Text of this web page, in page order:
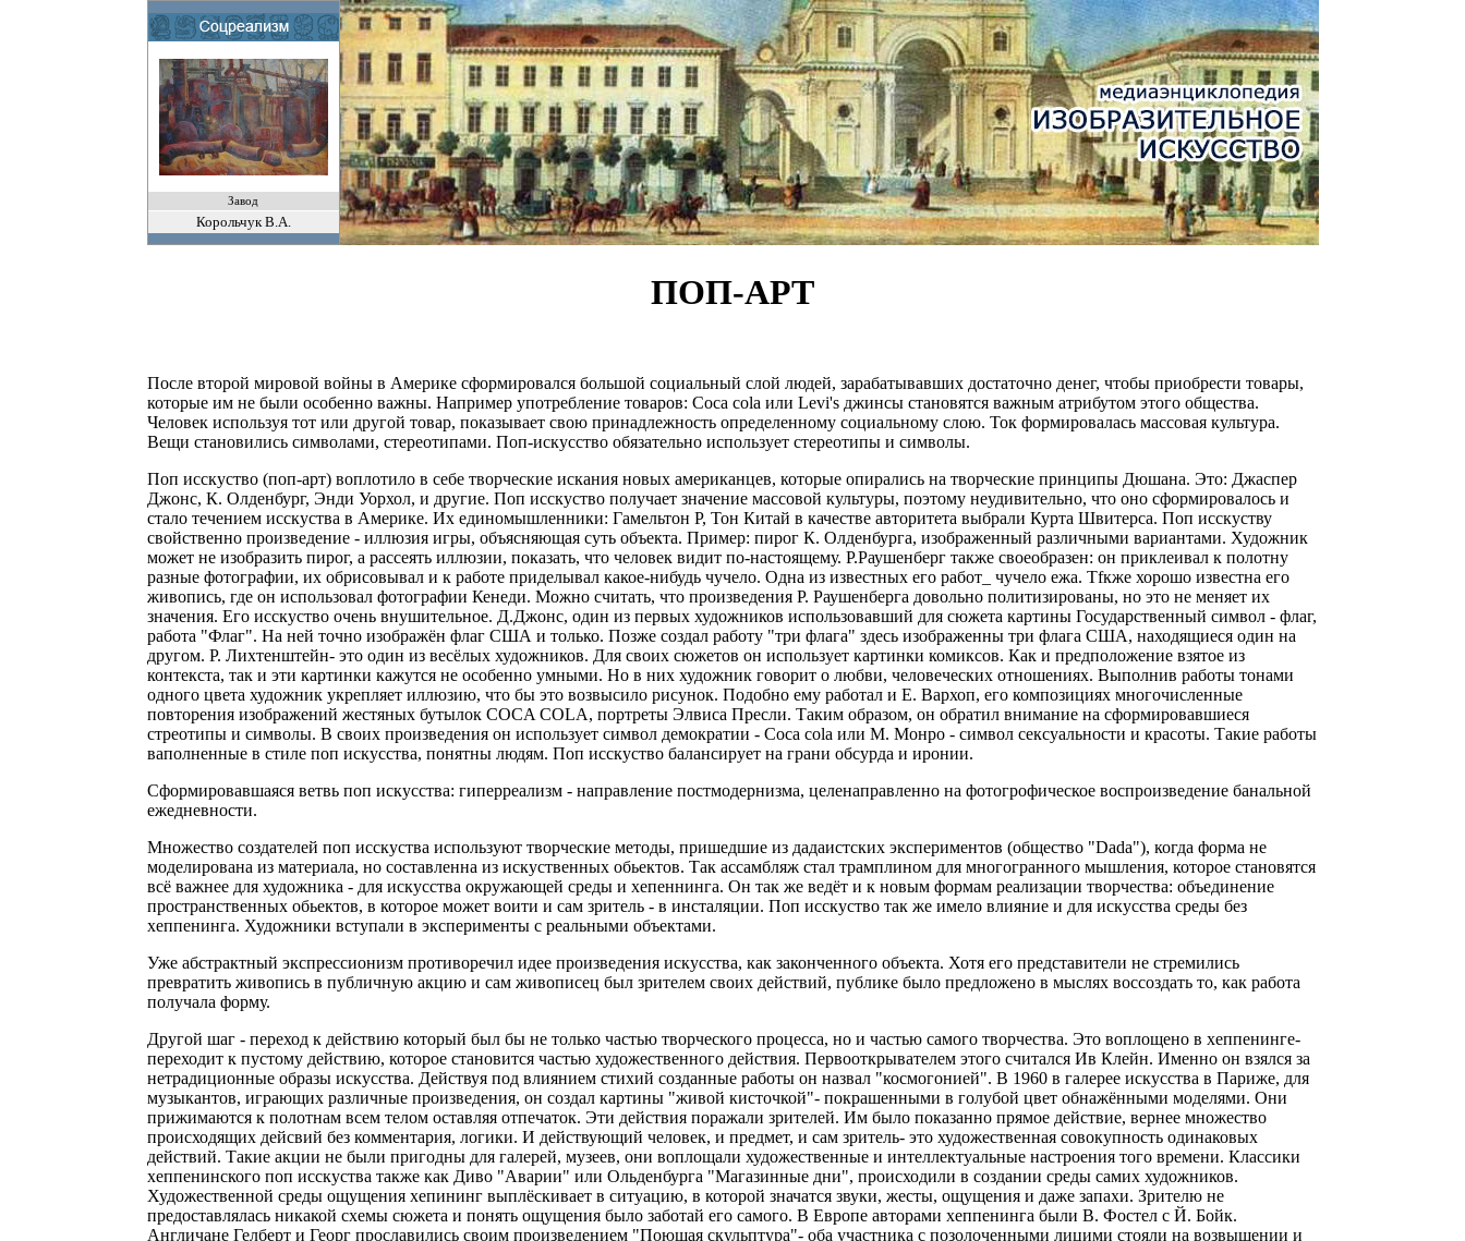
Завод
Корольчук В.А.
ПОП-АРТ
После второй мировой войны в Америке сформировался большой социальный слой людей, зарабатывавших достаточно денег, чтобы приобрести товары,
которые им не были особенно важны. Например употребление товаров: Coca cola или Levi's джинсы становятся важным атрибутом этого общества.
Человек используя тот или другой товар, показывает свою принадлежность определенному социальному слою. Ток формировалась массовая культура.
Вещи становились символами, стереотипами. Поп-искусство обязательно использует стереотипы и символы.
Поп исскуство (поп-арт) воплотило в себе творческие искания новых американцев, которые опирались на творческие принципы Дюшана. Это: Джаспер
Джонс, К. Олденбург, Энди Уорхол, и другие. Поп исскуство получает значение массовой культуры, поэтому неудивительно, что оно сформировалось и
стало течением исскуства в Америке. Их единомышленники: Гамельтон Р, Тон Китай в качестве авторитета выбрали Курта Швитерса. Поп исскуству
свойственно произведение - иллюзия игры, объясняющая суть объекта. Пример: пирог К. Олденбурга, изображенный различными вариантами. Художник
может не изобразить пирог, а рассеять иллюзии, показать, что человек видит по-настоящему. Р.Раушенберг также своеобразен: он приклеивал к полотну
разные фотографии, их обрисовывал и к работе приделывал какое-нибудь чучело. Одна из известных его работ_ чучело ежа. Тfкже хорошо известна его
живопись, где он использовал фотографии Кенеди. Можно считать, что произведения Р. Раушенберга довольно политизированы, но это не меняет их
значения. Его исскуство очень внушительное. Д.Джонс, один из первых художников использовавший для сюжета картины Государственный символ - флаг,
работа "Флаг". На ней точно изображён флаг США и только. Позже создал работу "три флага" здесь изображенны три флага США, находящиеся один на
другом. Р. Лихтенштейн- это один из весёлых художников. Для своих сюжетов он использует картинки комиксов. Как и предположение взятое из
контекста, так и эти картинки кажутся не особенно умными. Но в них художник говорит о любви, человеческих отношениях. Выполнив работы тонами
одного цвета художник укрепляет иллюзию, что бы это возвысило рисунок. Подобно ему работал и Е. Вархоп, его композициях многочисленные
повторения изображений жестяных бутылок COCA COLA, портреты Элвиса Пресли. Таким образом, он обратил внимание на сформировавшиеся
стреотипы и символы. В своих произведения он использует символ демократии - Coca cola или М. Монро - символ сексуальности и красоты. Такие работы
ваполненные в стиле поп искусства, понятны людям. Поп исскуство балансирует на грани обсурда и иронии.
Сформировавшаяся ветвь поп искусства: гиперреализм - направление постмодернизма, целенаправленно на фотогрофическое воспроизведение банальной
ежедневности.
Множество создателей поп исскуства используют творческие методы, пришедшие из дадаистских экспериментов (общество "Dada"), когда форма не
моделирована из материала, но составленна из искуственных обьектов. Так ассамбляж стал трамплином для многогранного мышления, которое становятся
всё важнее для художника - для искусства окружающей среды и хепеннинга. Он так же ведёт и к новым формам реализации творчества: объединение
пространственных обьектов, в которое может воити и сам зритель - в инсталяции. Поп исскуство так же имело влияние и для искусства среды без
хеппенинга. Художники вступали в эксперименты с реальными объектами.
Уже абстрактный экспрессионизм противоречил идее произведения искусства, как законченного объекта. Хотя его представители не стремились
превратить живопись в публичную акцию и сам живописец был зрителем своих действий, публике было предложено в мыслях воссоздать то, как работа
получала форму.
Другой шаг - переход к действию который был бы не только частью творческого процесса, но и частью самого творчества. Это воплощено в хеппенинге-
переходит к пустому действию, которое становится частью художественного действия. Первооткрывателем этого считался Ив Клейн. Именно он взялся за
нетрадиционные образы искусства. Действуя под влиянием стихий созданные работы он назвал "космогонией". В 1960 в галерее искусства в Париже, для
музыкантов, играющих различные произведения, он создал картины "живой кисточкой"- покрашенными в голубой цвет обнажёнными моделями. Они
прижимаются к полотнам всем телом оставляя отпечаток. Эти действия поражали зрителей. Им было показанно прямое действие, вернее множество
происходящих дейсвий без комментария, логики. И действующий человек, и предмет, и сам зритель- это художественная совокупность одинаковых
действий. Такие акции не были пригодны для галерей, музеев, они воплощали художественные и интеллектуальные настроения того времени. Классики
хеппенинского поп исскуства также как Диво "Аварии" или Ольденбурга "Магазинные дни", происходили в создании среды самих художников.
Художественной среды ощущения хепининг выплёскивает в ситуацию, в которой значатся звуки, жесты, ощущения и даже запахи. Зрителю не
предоставлялась никакой схемы сюжета и понять ощущения было заботай его самого. В Европе авторами хеппенинга были В. Фостел с Й. Бойк.
Англичане Гелберт и Георг прославились своим произведением "Поющая скульптура"- оба участника с позолоченными лицими стояли на возвышении и